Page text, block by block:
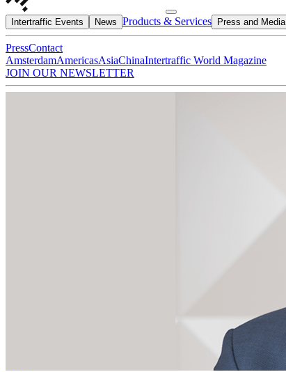
Intertraffic Events News Products & Services Press and Media
PressContact
AmsterdamAmericasAsiaChinaIntertraffic World Magazine
JOIN OUR NEWSLETTER